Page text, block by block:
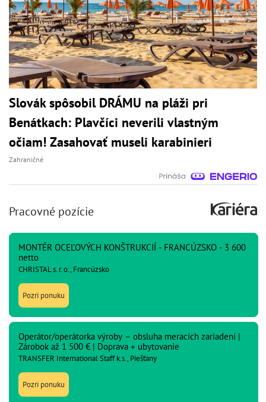
Slovák spôsobil DRÁMU na pláži pri
Benátkach: Plavčíci neverili vlastným
očiam! Zasahovať museli karabinieri
Zahraničné
Pracovné pozície
MONTÉR OCEĽOVÝCH KONŠTRUKCIÍ - FRANCÚZSKO - 3 600
netto
CHRISTAL s. r. o., Francúzsko
Pozri ponuku
Operátor/operátorka výroby – obsluha meracích zariadení |
Zárobok až 1 500 € | Doprava + ubytovanie
TRANSFER International Staff k.s., Piešťany
Pozri ponuku